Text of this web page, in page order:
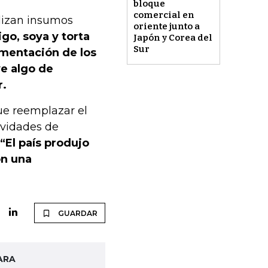
bloque
comercial en
oriente junto a
Japón y Corea del
Sur
insumos
soya y torta
de los
algo de
reemplazar el
de
“El país produjo
una
GUARDAR